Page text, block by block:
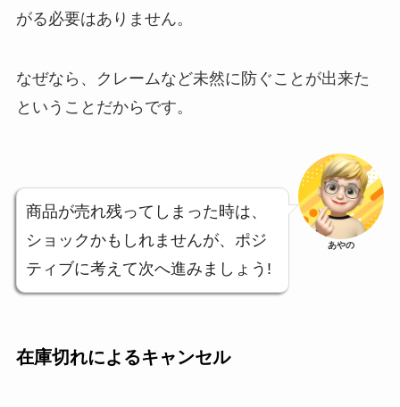
がる必要はありません。
なぜなら、クレームなど未然に防ぐことが出来た
ということだからです。
商品が売れ残ってしまった時は、
ショックかもしれませんが、ポジ
ティブに考えて次へ進みましょう!
あやの
在庫切れによるキャンセル